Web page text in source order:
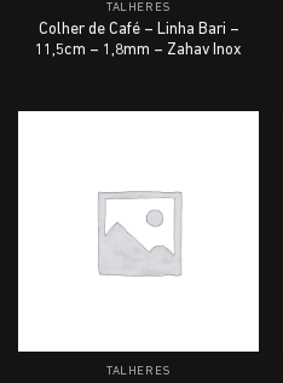
TALHERES
Colher de Café – Linha Bari –
11,5cm – 1,8mm – Zahav Inox
TALHERES